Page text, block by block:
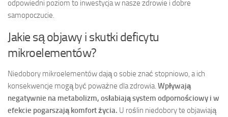
odpowiedni poziom to inwestycja w nasze zdrowie i dobre
samopoczucie.
Jakie są objawy i skutki deficytu
mikroelementów?
Niedobory mikroelementów dają o sobie znać stopniowo, a ich
konsekwencje mogą być poważne dla zdrowia. Wpływają
negatywnie na metabolizm, osłabiają system odpornościowy i w
efekcie pogarszają komfort życia. U roślin niedobory te objawiają